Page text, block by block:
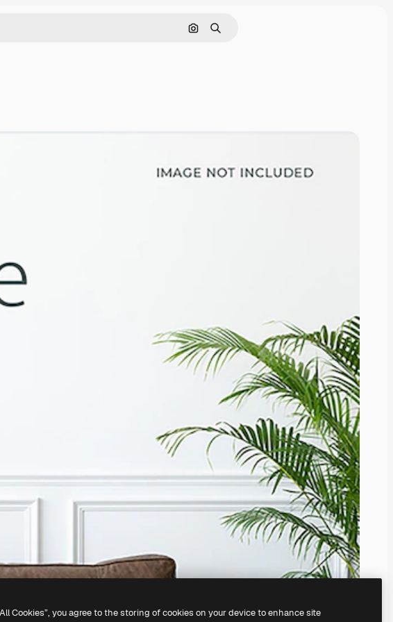
Buscar por imagen
Buscar
Cookies”, you agree to the storing of cookies on your device to enhance site